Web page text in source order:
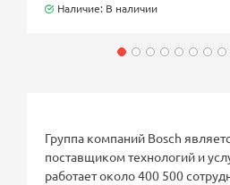
Наличие: В наличии
Группа компаний Bosch
поставщиком технологий и
работает около 400 500